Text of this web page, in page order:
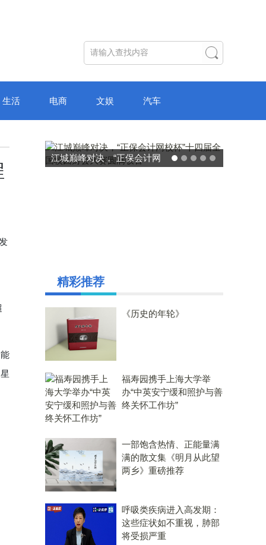
生活 电商 文娱 汽车
破局“纸面教育”：理想树AI自
精彩推荐
《历史的年轮》
福寿园携手上海大学举
办“中英安宁缓和照护与善
终关怀工作坊”
一部饱含热情、正能量满
满的散文集《明月从此望
两乡》重磅推荐
呼吸类疾病进入高发期：
这些症状如不重视，肺部
将受损严重